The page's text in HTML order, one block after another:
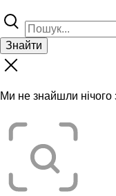
Знайти
Ми не знайшли нічого